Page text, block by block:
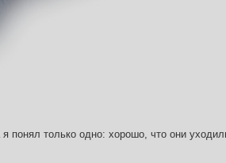
понял только одно: хорошо, что они